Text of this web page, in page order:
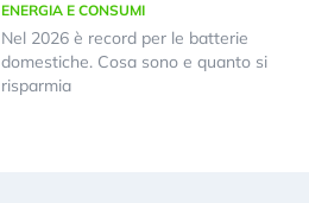
ENERGIA E CONSUMI
Nel 2026 è record per le batterie
domestiche. Cosa sono e quanto si
risparmia